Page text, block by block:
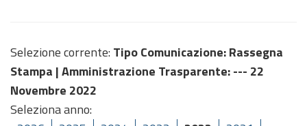
Selezione corrente: Tipo Comunicazione: Rassegna
Stampa |Amministrazione Trasparente: --- 22
Novembre 2022
Seleziona anno: